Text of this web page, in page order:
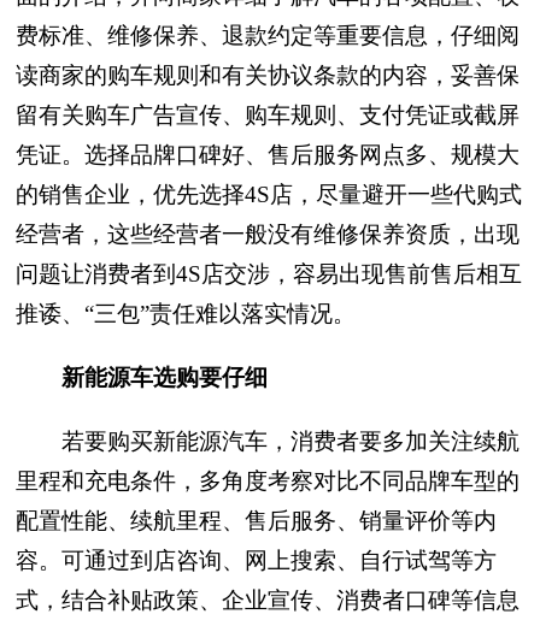
费标准、维修保养、退款约定等重要信息，仔细阅
读商家的购车规则和有关协议条款的内容，妥善保
留有关购车广告宣传、购车规则、支付凭证或截屏
凭证。选择品牌口碑好、售后服务网点多、规模大
的销售企业，优先选择4S店，尽量避开一些代购式
经营者，这些经营者一般没有维修保养资质，出现
问题让消费者到4S店交涉，容易出现售前售后相互
推诿、“三包”责任难以落实情况。
新能源车选购要仔细
若要购买新能源汽车，消费者要多加关注续航
里程和充电条件，多角度考察对比不同品牌车型的
配置性能、续航里程、售后服务、销量评价等内
容。可通过到店咨询、网上搜索、自行试驾等方
式，结合补贴政策、企业宣传、消费者口碑等信息